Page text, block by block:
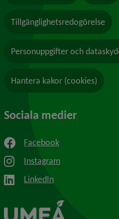
Tillgänglighetsredogörelse
Personuppgifter och
Hantera kakor (cookies)
Sociala medier
Facebook
Instagram
LinkedIn